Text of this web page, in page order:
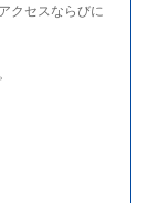
クセスならびに